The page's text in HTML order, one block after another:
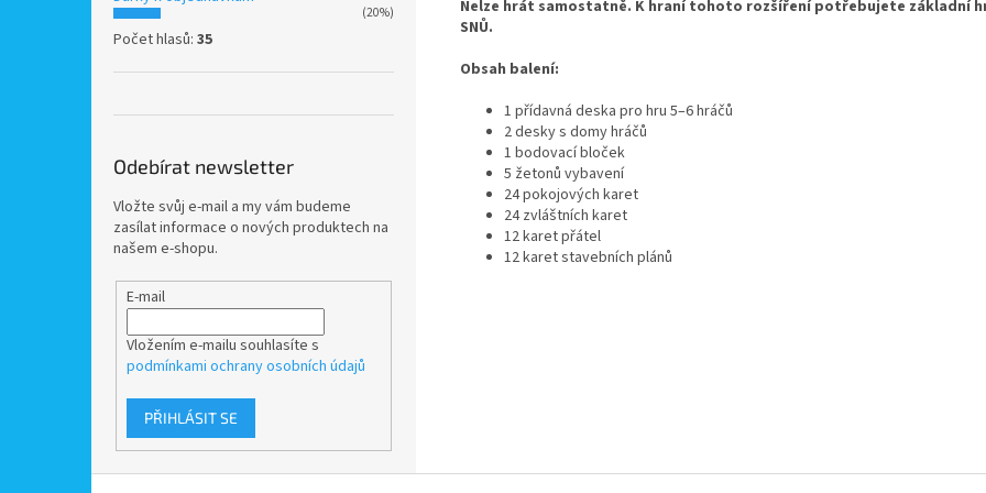
(20%)
Počet hlasů: 35
Odebírat newsletter
Vložte svůj e-mail a my vám budeme
zasílat informace o nových produktech na
našem e-shopu.
E-mail
Vložením e-mailu souhlasíte s
podmínkami ochrany osobních údajů
PŘIHLÁSIT SE
Nelze hrát samostatně. K hraní tohoto rozšíření potřebujete základní
SNŮ.
Obsah balení:
1 přídavná deska pro hru 5–6 hráčů
2 desky s domy hráčů
1 bodovací bloček
5 žetonů vybavení
24 pokojových karet
24 zvláštních karet
12 karet přátel
12 karet stavebních plánů